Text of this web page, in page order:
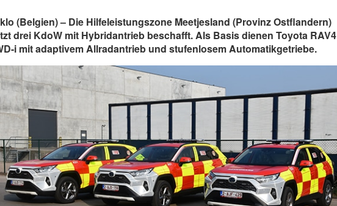
(Belgien) – Die Hilfeleistungszone Meetjesland (Provinz Ostflandern)
drei KdoW mit Hybridantrieb beschafft. Als Basis dienen Toyota RAV4
i mit adaptivem Allradantrieb und stufenlosem Automatikgetriebe.